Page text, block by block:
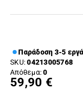
Παράδοση 3-5
SKU:04213005768
Απόθεμα:0
59,90 €